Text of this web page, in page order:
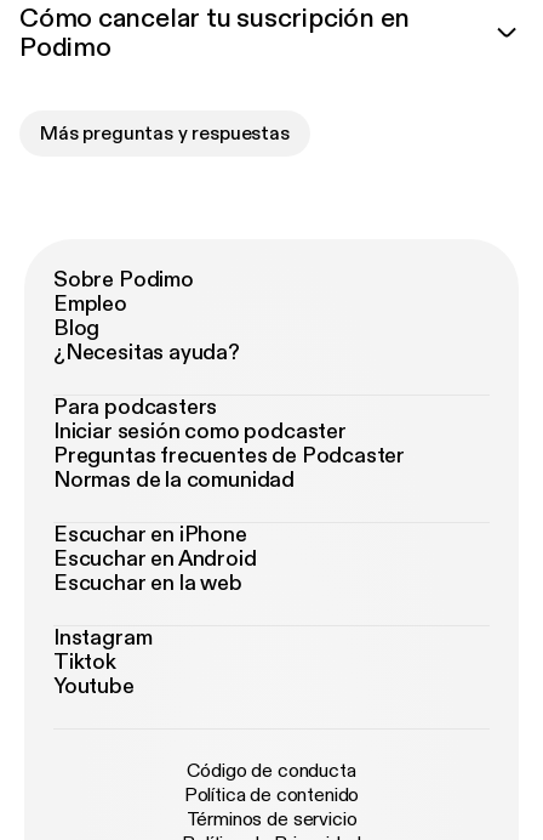
Cómo cancelar tu suscripción en
Podimo
Más preguntas y respuestas
Sobre Podimo
Empleo
Blog
¿Necesitas ayuda?
Para podcasters
Iniciar sesión como podcaster
Preguntas frecuentes de Podcaster
Normas de la comunidad
Escuchar en iPhone
Escuchar en Android
Escuchar en la web
Instagram
Tiktok
Youtube
Código de conducta
Política de contenido
Términos de servicio